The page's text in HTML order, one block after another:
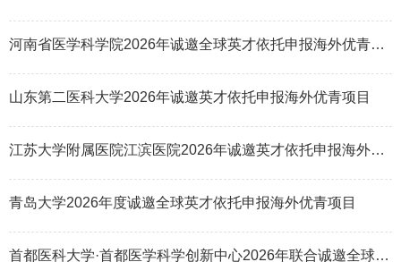
河南省医学科学院2026年诚邀全球英才依托申报海外优青项目
山东第二医科大学2026年诚邀英才依托申报海外优青项目
江苏大学附属医院江滨医院2026年诚邀英才依托申报海外优青项目
青岛大学2026年度诚邀全球英才依托申报海外优青项目
首都医科大学·首都医学科学创新中心2026年联合诚邀全球英才依托申报海外优青